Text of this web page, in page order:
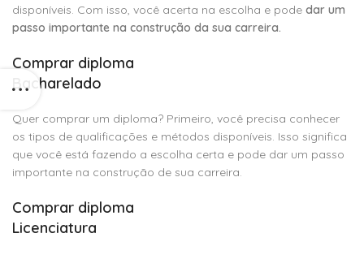
disponíveis. Com isso, você acerta na escolha e pode dar um
passo importante na construção da sua carreira.
Comprar diploma
Bacharelado
Quer comprar um diploma? Primeiro, você precisa conhecer
os tipos de qualificações e métodos disponíveis. Isso significa
que você está fazendo a escolha certa e pode dar um passo
importante na construção de sua carreira.
Comprar diploma
Licenciatura